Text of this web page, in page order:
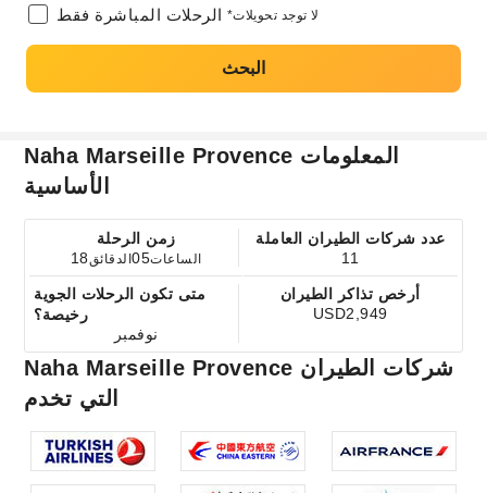
الرحلات المباشرة فقط *لا توجد تحويلات
البحث
Naha Marseille Provence المعلومات
الأساسية
زمن الرحلة
18
الساعات05الدقائق
عدد شركات الطيران العاملة
11
متى تكون الرحلات الجوية
رخيصة؟
نوفمبر
أرخص تذاكر الطيران
USD2,949
Naha Marseille Provence شركات الطيران
التي تخدم